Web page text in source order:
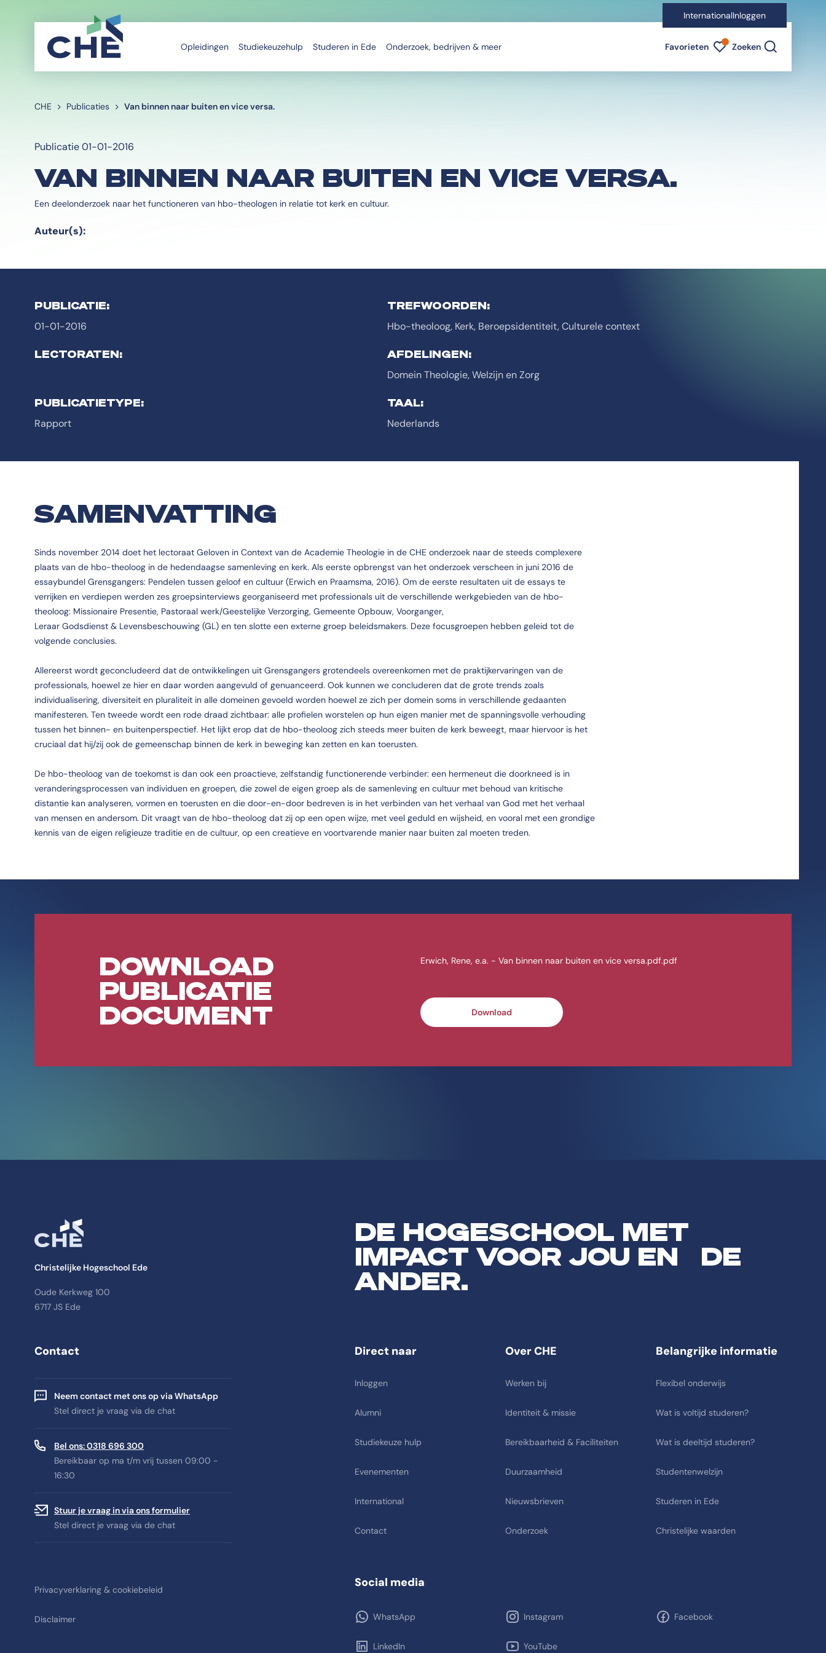
InternationalInloggen
Opleidingen Studiekeuzehulp Studeren in Ede Onderzoek, bedrijven & meer Favorieten Favorieten indicator
Zoeken
CHE Publicaties Van binnen naar buiten en vice versa.
Publicatie 01-01-2016
VAN BINNEN NAAR BUITEN EN VICE VERSA.
Een deelonderzoek naar het functioneren van hbo-theologen in relatie tot kerk en cultuur.
Auteur(s):
PUBLICATIE:
01-01-2016
TREFWOORDEN:
Hbo-theoloog, Kerk, Beroepsidentiteit, Culturele context
LECTORATEN:
AFDELINGEN:
Domein Theologie, Welzijn en Zorg
PUBLICATIETYPE:
Rapport
TAAL:
Nederlands
SAMENVATTING
Sinds november 2014 doet het lectoraat Geloven in Context van de Academie Theologie in de CHE onderzoek naar de steeds complexere
plaats van de hbo-theoloog in de hedendaagse samenleving en kerk. Als eerste opbrengst van het onderzoek verscheen in juni 2016 de
essaybundel Grensgangers: Pendelen tussen geloof en cultuur (Erwich en Praamsma, 2016). Om de eerste resultaten uit de essays te
verrijken en verdiepen werden zes groepsinterviews georganiseerd met professionals uit de verschillende werkgebieden van de hbo-
theoloog: Missionaire Presentie, Pastoraal werk/Geestelijke Verzorging, Gemeente Opbouw, Voorganger,
Leraar Godsdienst & Levensbeschouwing (GL) en ten slotte een externe groep beleidsmakers. Deze focusgroepen hebben geleid tot de
volgende conclusies.
Allereerst wordt geconcludeerd dat de ontwikkelingen uit Grensgangers grotendeels overeenkomen met de praktijkervaringen van de
professionals, hoewel ze hier en daar worden aangevuld of genuanceerd. Ook kunnen we concluderen dat de grote trends zoals
individualisering, diversiteit en pluraliteit in alle domeinen gevoeld worden hoewel ze zich per domein soms in verschillende gedaanten
manifesteren. Ten tweede wordt een rode draad zichtbaar: alle profielen worstelen op hun eigen manier met de spanningsvolle verhouding
tussen het binnen- en buitenperspectief. Het lijkt erop dat de hbo-theoloog zich steeds meer buiten de kerk beweegt, maar hiervoor is het
cruciaal dat hij/zij ook de gemeenschap binnen de kerk in beweging kan zetten en kan toerusten.
De hbo-theoloog van de toekomst is dan ook een proactieve, zelfstandig functionerende verbinder: een hermeneut die doorkneed is in
veranderingsprocessen van individuen en groepen, die zowel de eigen groep als de samenleving en cultuur met behoud van kritische
distantie kan analyseren, vormen en toerusten en die door-en-door bedreven is in het verbinden van het verhaal van God met het verhaal
van mensen en andersom. Dit vraagt van de hbo-theoloog dat zij op een open wijze, met veel geduld en wijsheid, en vooral met een grondige
kennis van de eigen religieuze traditie en de cultuur, op een creatieve en voortvarende manier naar buiten zal moeten treden.
DOWNLOAD
PUBLICATIE
DOCUMENT
Erwich, Rene, e.a. - Van binnen naar buiten en vice versa.pdf.pdf
Download
Christelijke Hogeschool Ede
Oude Kerkweg 100
6717 JS Ede
DE HOGESCHOOL MET
IMPACT VOOR JOU EN DE
ANDER.
Contact
Neem contact met ons op via WhatsApp
Stel direct je vraag via de chat
Bel ons: 0318 696 300
Bereikbaar op ma t/m vrij tussen 09:00 -
16:30
Stuur je vraag in via ons formulier
Stel direct je vraag via de chat
Direct naar
Inloggen
Alumni
Studiekeuze hulp
Evenementen
International
Contact
Over CHE
Werken bij
Identiteit & missie
Bereikbaarheid & Faciliteiten
Duurzaamheid
Nieuwsbrieven
Onderzoek
Belangrijke informatie
Flexibel onderwijs
Wat is voltijd studeren?
Wat is deeltijd studeren?
Studentenwelzijn
Studeren in Ede
Christelijke waarden
Privacyverklaring & cookiebeleid
Disclaimer
Social media
WhatsApp Instagram Facebook
LinkedIn YouTube